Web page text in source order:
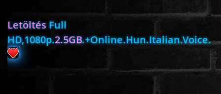
THRILLER
LetöltésFull
HD,1080p.2.5GB.+Online.Hun.Italian.Voice.